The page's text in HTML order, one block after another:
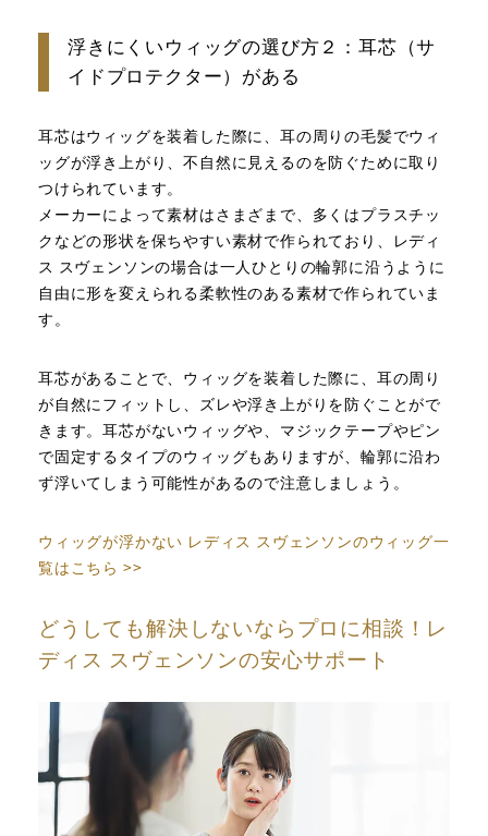
浮きにくいウィッグの選び方２：耳芯（サ
イドプロテクター）がある
耳芯はウィッグを装着した際に、耳の周りの毛髪でウィ
ッグが浮き上がり、不自然に見えるのを防ぐために取り
つけられています。
メーカーによって素材はさまざまで、多くはプラスチッ
クなどの形状を保ちやすい素材で作られており、レディ
ス スヴェンソンの場合は一人ひとりの輪郭に沿うように
自由に形を変えられる柔軟性のある素材で作られていま
す。
耳芯があることで、ウィッグを装着した際に、耳の周り
が自然にフィットし、ズレや浮き上がりを防ぐことがで
きます。耳芯がないウィッグや、マジックテープやピン
で固定するタイプのウィッグもありますが、輪郭に沿わ
ず浮いてしまう可能性があるので注意しましょう。
ウィッグが浮かない レディス スヴェンソンのウィッグ一
覧はこちら >>
どうしても解決しないならプロに相談！レ
ディス スヴェンソンの安心サポート